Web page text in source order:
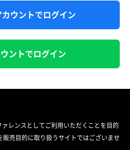
ウントでログイン
ントでログイン
レンスとしてご利用いただくことを目的
売目的に取り扱うサイトではございませ